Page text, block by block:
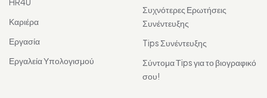
Καριέρα
Εργασία
Εργαλεία Υπολογισμού
Συχνότερες Ερωτήσεις
Συνέντευξης
Tips Συνέντευξης
Σύντομα Τips για το βιογραφικό
σου!